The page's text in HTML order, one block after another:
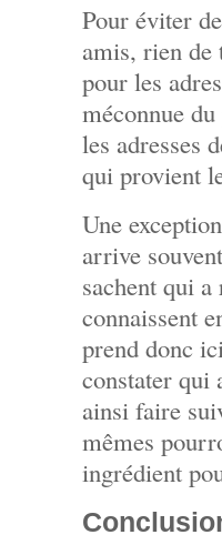
Pour éviter
amis, rien
pour les
méconnue
les adresses
qui provient
Une
arrive
sachent qui
connaissent
prend donc
constater qui
ainsi faire
mêmes
ingrédient